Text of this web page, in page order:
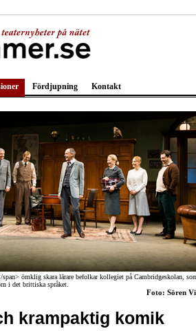
Fördjupning Kontakt
ömklig skara lärare befolkar kollegiet på Cambridgeskolan,
i det brittiska språket.
Foto: Sören
krampaktig komik